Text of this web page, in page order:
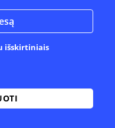
išskirtiniais